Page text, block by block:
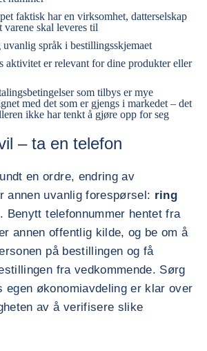
faktisk har en virksomhet, datterselskap
skal leveres til
uvanlig språk i bestillingsskjemaet
aktivitet er relevant for dine produkter eller
som tilbys er mye
med det som er gjengs i markedet – det
ikke har tenkt å gjøre opp for seg
– ta en telefon
en ordre, endring av
annen uvanlig forespørsel: ring
. Benytt telefonnummer hentet fra
annen offentlig kilde, og be om å
på bestillingen og få
fra vedkommende. Sørg
egen økonomiavdeling er klar over
av å verifisere slike